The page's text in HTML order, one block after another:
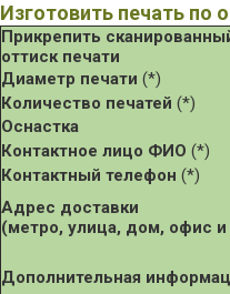
Изготовить печать по
Прикрепить
оттиск печати
Диаметр печати (*)
Количество печатей (*)
Оснастка
Контактное лицо ФИО (*)
Контактный телефон (*)
Адрес доставки
(метро, улица, дом, офис и
Дополнительная